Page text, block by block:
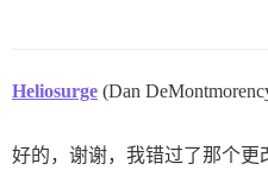
Heliosurge (Dan
好的，谢谢，我错过了那个更